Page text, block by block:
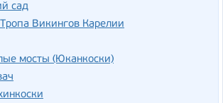
сад
Викингов Карелии
мосты (Юканкоски)